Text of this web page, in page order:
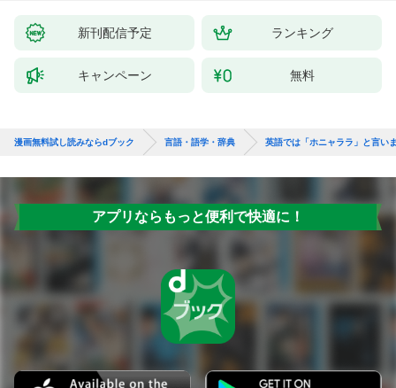
新刊配信予定 ランキング
キャンペーン 無料
漫画無料試し読みならdブック 言語・語学・辞典 英語では「ホニャララ」と言い
アプリならもっと便利で快適に！